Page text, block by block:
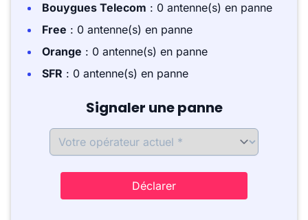
Bouygues Telecom : 0 antenne(s) en panne
Free : 0 antenne(s) en panne
Orange : 0 antenne(s) en panne
SFR : 0 antenne(s) en panne
Signaler une panne
Déclarer